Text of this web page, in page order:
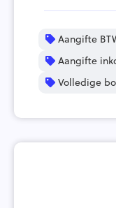
Aangifte
Aangifte
Volledige